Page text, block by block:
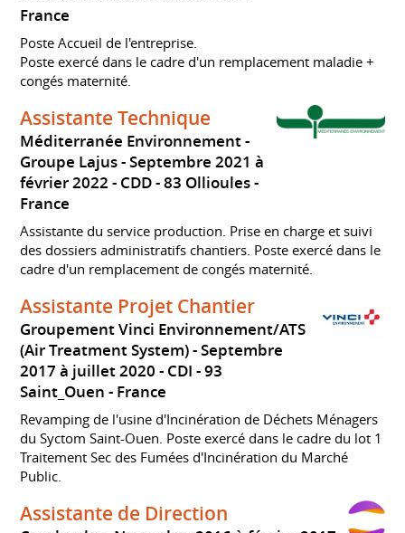
France
Poste Accueil de l'entreprise.
Poste exercé dans le cadre d'un remplacement maladie +
congés maternité.
Assistante Technique
Méditerranée Environnement -
Groupe Lajus
Septembre 2021 à
février 2022 CDD
83 Ollioules
France
Assistante du service production. Prise en charge et suivi
des dossiers administratifs chantiers. Poste exercé dans le
cadre d'un remplacement de congés maternité.
Assistante Projet Chantier
Groupement Vinci Environnement/ATS
(Air Treatment System)
Septembre
2017 à juillet 2020 CDI
93
Saint_Ouen
France
Revamping de l'usine d'Incinération de Déchets Ménagers
du Syctom Saint-Ouen. Poste exercé dans le cadre du lot 1
Traitement Sec des Fumées d'Incinération du Marché
Public.
Assistante de Direction